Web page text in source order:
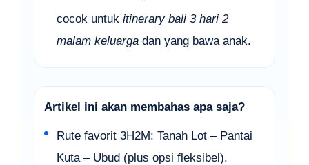
cocok untuk itinerary bali 3 hari 2
malam keluarga dan yang bawa anak.
Artikel ini akan membahas apa saja?
Rute favorit 3H2M: Tanah Lot – Pantai
Kuta – Ubud (plus opsi fleksibel).